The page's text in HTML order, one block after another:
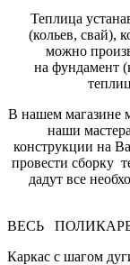
Теплица
(кольев, свай),
можно
на фундамент
В нашем магазине
наши
конструкции на
провести сборку
дадут все
ВЕСЬ
Каркас с шагом